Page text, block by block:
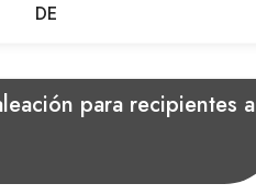
DE
para recipientes a